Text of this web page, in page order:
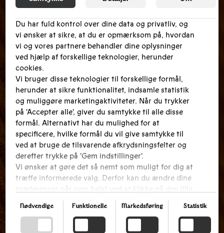
Du har fuld kontrol over dine data og privatliv, og
vi ønsker at sikre, at du er opmærksom på, hvordan
vi og vores partnere behandler dine oplysninger
ved hjælp af forskellige teknologier, herunder
cookies.
Vi bruger disse teknologier til forskellige formål,
herunder at sikre funktionalitet, indsamle statistik
og muliggøre marketingaktiviteter. Når du trykker
på 'Accepter alle', giver du samtykke til alle disse
formål. Alternativt har du mulighed for at
specificere, hvilke formål du vil give samtykke til
ved at bruge de tilsvarende afkrydsningsfelter og
derefter trykke på 'Gem indstillinger'.
Vi ønsker at gøre det så nemt som muligt for dig at
træffe informerede valg. Derfor kan du ændre dine
præferencer når som helst ved at klikke på den lille
ikon placeret i bunden af venstre hjørne af
hjemmesiden og dermed trække dit samtykke
tilbage. Hvis du ønsker at dykke dybere ned i vores
Nødvendige Funktionelle Markedsføring Statistik